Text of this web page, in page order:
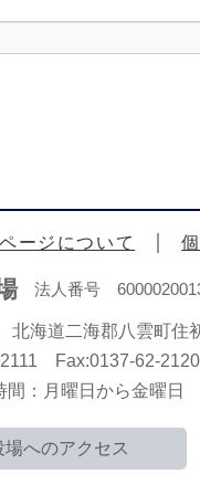
ージについて
法人番号
海道二海郡八雲町住
Fax:0137-62-2120
間：月曜日から金曜
場へのアクセス